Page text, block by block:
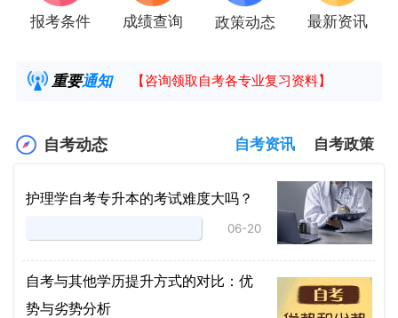
报考条件 成绩查询 政策动态 最新资讯
重要通知
2025年4月湖南自考课程安排及教材目录已
【咨询领取自考各专业复习资料】
自考动态 自考资讯 自考政策
护理学自考专升本的考试难度大吗？
06-20
自考与其他学历提升方式的对比：优
势与劣势分析